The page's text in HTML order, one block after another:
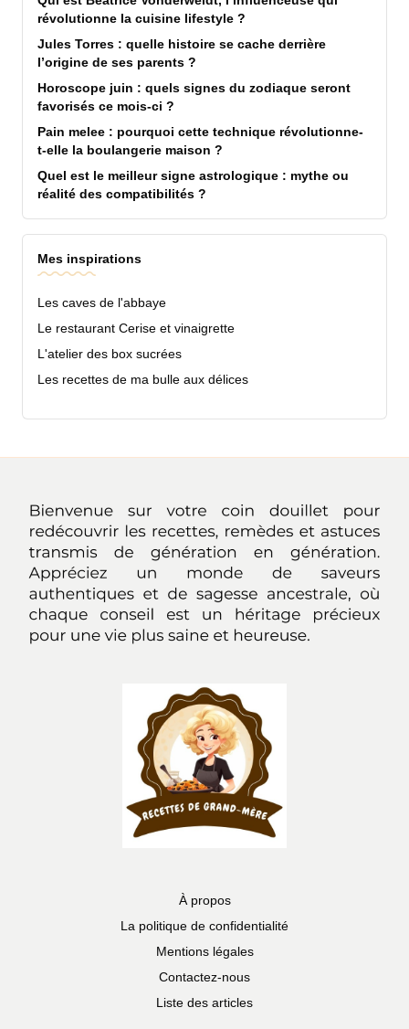
révolutionne la cuisine lifestyle ?
Jules Torres : quelle histoire se cache derrière
l’origine de ses parents ?
Horoscope juin : quels signes du zodiaque seront
favorisés ce mois-ci ?
Pain melee : pourquoi cette technique révolutionne-
t-elle la boulangerie maison ?
Quel est le meilleur signe astrologique : mythe ou
réalité des compatibilités ?
Mes inspirations
Les caves de l'abbaye
Le restaurant Cerise et vinaigrette
L'atelier des box sucrées
Les recettes de ma bulle aux délices
À propos
La politique de confidentialité
Mentions légales
Contactez-nous
Liste des articles